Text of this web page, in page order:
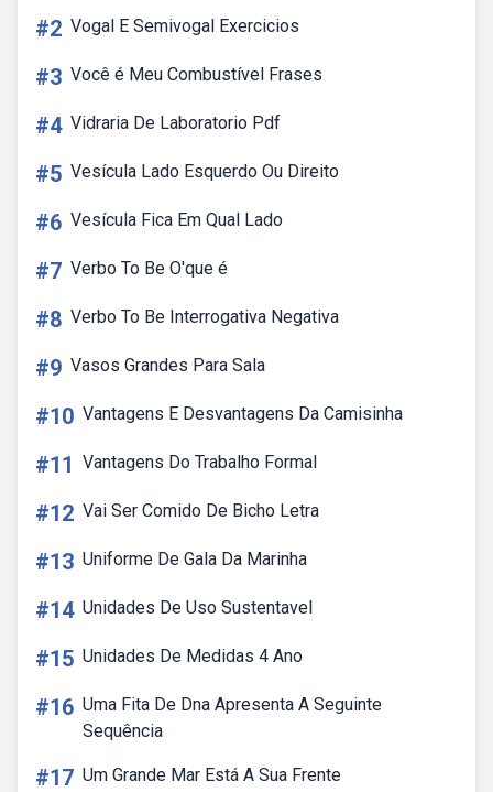
#2 Vogal E Semivogal Exercicios
#3 Você é Meu Combustível Frases
#4 Vidraria De Laboratorio Pdf
#5 Vesícula Lado Esquerdo Ou Direito
#6 Vesícula Fica Em Qual Lado
#7 Verbo To Be O'que é
#8 Verbo To Be Interrogativa Negativa
#9 Vasos Grandes Para Sala
#10 Vantagens E Desvantagens Da Camisinha
#11 Vantagens Do Trabalho Formal
#12 Vai Ser Comido De Bicho Letra
#13 Uniforme De Gala Da Marinha
#14 Unidades De Uso Sustentavel
#15 Unidades De Medidas 4 Ano
#16 Uma Fita De Dna Apresenta A Seguinte
Sequência
#17 Um Grande Mar Está A Sua Frente